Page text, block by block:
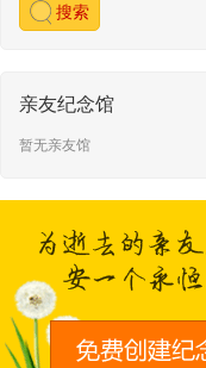
搜索
亲友纪念馆
暂无亲友馆